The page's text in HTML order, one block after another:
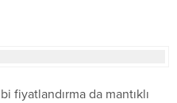
fiyatlandırma da mantıklı